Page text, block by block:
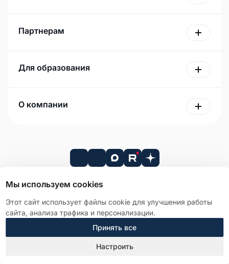
Партнерам
Для образования
О компании
Лицензионное соглашение
Политика в отношении обработки персональных данных
Старая версия сайта
Мы используем cookies
Этот сайт использует файлы cookie для улучшения работы
сайта, анализа трафика и персонализации.
Принять все
Настроить